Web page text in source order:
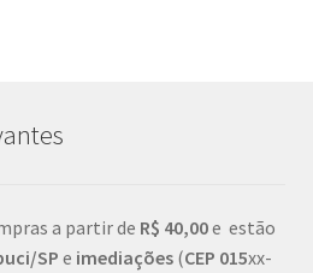
a partir de R$ 40,00e estão
SP e imediações(CEP 015xx-